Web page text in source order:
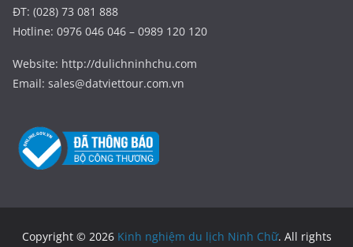
ĐT: (028) 73 081 888
Hotline: 0976 046 046 – 0989 120 120
Website: http://dulichninhchu.com
Email: sales@datviettour.com.vn
Copyright © 2026 Kinh nghiệm du lịch Ninh Chữ. All rights